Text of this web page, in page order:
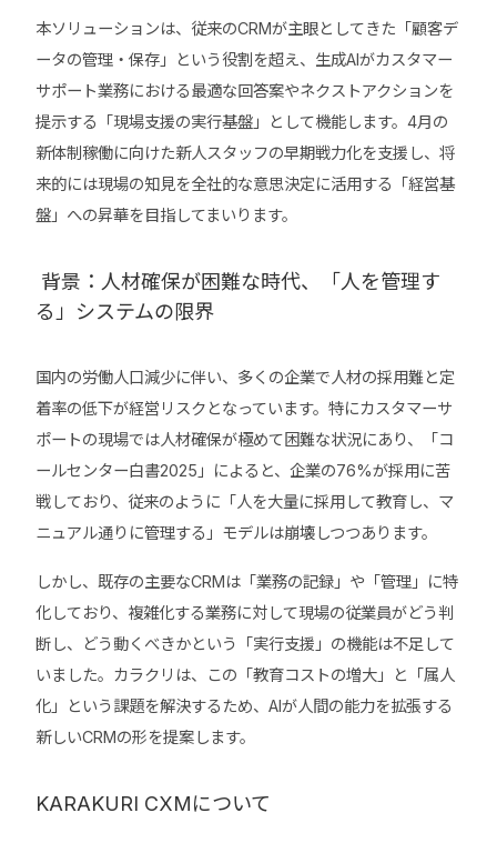
本ソリューションは、従来のCRMが主眼としてきた「顧客デ
ータの管理・保存」という役割を超え、生成AIがカスタマー
サポート業務における最適な回答案やネクストアクションを
提示する「現場支援の実行基盤」として機能します。4月の
新体制稼働に向けた新人スタッフの早期戦力化を支援し、将
来的には現場の知見を全社的な意思決定に活用する「経営基
盤」への昇華を目指してまいります。
背景：人材確保が困難な時代、「人を管理す
る」システムの限界
国内の労働人口減少に伴い、多くの企業で人材の採用難と定
着率の低下が経営リスクとなっています。特にカスタマーサ
ポートの現場では人材確保が極めて困難な状況にあり、「コ
ールセンター白書2025」によると、企業の76%が採用に苦
戦しており、従来のように「人を大量に採用して教育し、マ
ニュアル通りに管理する」モデルは崩壊しつつあります。
しかし、既存の主要なCRMは「業務の記録」や「管理」に特
化しており、複雑化する業務に対して現場の従業員がどう判
断し、どう動くべきかという「実行支援」の機能は不足して
いました。カラクリは、この「教育コストの増大」と「属人
化」という課題を解決するため、AIが人間の能力を拡張する
新しいCRMの形を提案します。
KARAKURI CXMについて